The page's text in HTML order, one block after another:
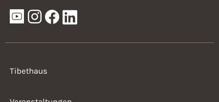
Tibethaus